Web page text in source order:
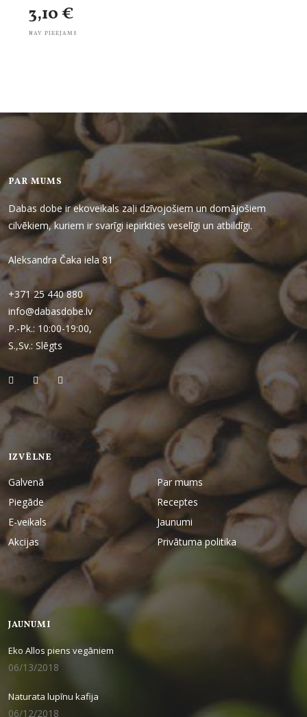
3,10 €
NAV PIEEJAMS
PAR MUMS
Dabas dobe ir ekoveikals zaļi dzīvojošiem un domājošiem
cilvēkiem, kuriem ir svarīgi iepirkties veselīgi un atbildīgi.
Aleksandra Čaka iela 81
+371 25 440 880
info@dabasdobe.lv
P.-Pk.: 10:00-19:00,
S.,Sv.: Slēgts
IZVĒLNE
Galvenā
Par mums
Piegāde
Receptes
E-veikals
Jaunumi
Akcijas
Privātuma politika
JAUNUMI
Eko Allos piens vegāniem
06/13/2018
Naturata lupīnu kafija
06/12/2018